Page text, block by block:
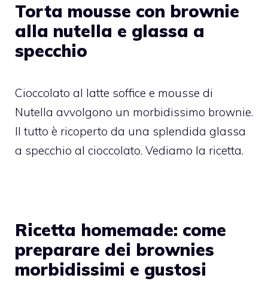
Torta mousse con brownie
alla nutella e glassa a
specchio
Cioccolato al latte soffice e mousse di
Nutella avvolgono un morbidissimo brownie.
Il tutto è ricoperto da una splendida glassa
a specchio al cioccolato. Vediamo la ricetta.
Ricetta homemade: come
preparare dei brownies
morbidissimi e gustosi